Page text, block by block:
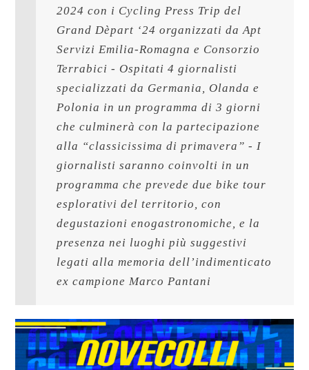
2024 con i Cycling Press Trip del
Grand Dèpart ‘24 organizzati da Apt
Servizi Emilia-Romagna e Consorzio
Terrabici - Ospitati 4 giornalisti
specializzati da Germania, Olanda e
Polonia in un programma di 3 giorni
che culminerà con la partecipazione
alla “classicissima di primavera” - I
giornalisti saranno coinvolti in un
programma che prevede due bike tour
esplorativi del territorio, con
degustazioni enogastronomiche, e la
presenza nei luoghi più suggestivi
legati alla memoria dell’indimenticato
ex campione Marco Pantani